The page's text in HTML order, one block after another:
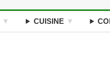
CUISINE